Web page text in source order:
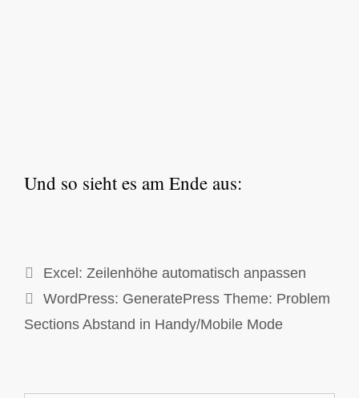
Und so sieht es am Ende aus:
Excel: Zeilenhöhe automatisch anpassen
WordPress: GeneratePress Theme: Problem
Sections Abstand in Handy/Mobile Mode